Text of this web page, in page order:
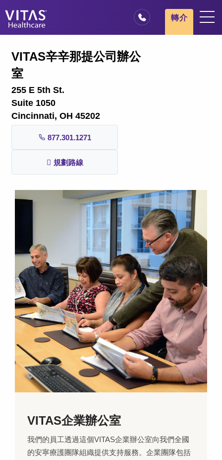
安寧療護基本概述
家庭與照顧者
轉介
VITAS辛辛那提公司辦公
室
255 E 5th St.
Suite 1050
Cincinnati, OH 45202
877.301.1271
規劃路線
VITAS企業辦公室
我們的員工透過這個VITAS企業辦公室向我們全國
的安寧療護團隊組織提供支持服務。企業團隊包括